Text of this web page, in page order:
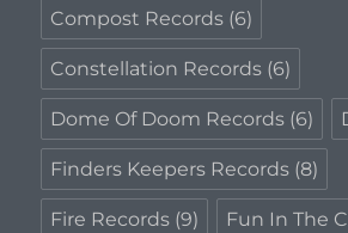
Compost Records (6)
Constellation Records (6)
Dome Of Doom Records (6)
Finders Keepers Records (8)
Fire Records (9) Fun In The